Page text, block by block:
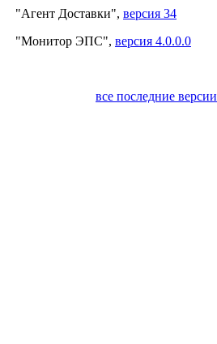
"Агент Доставки", версия 34
"Монитор ЭПС", версия 4.0.0.0
все последние версии